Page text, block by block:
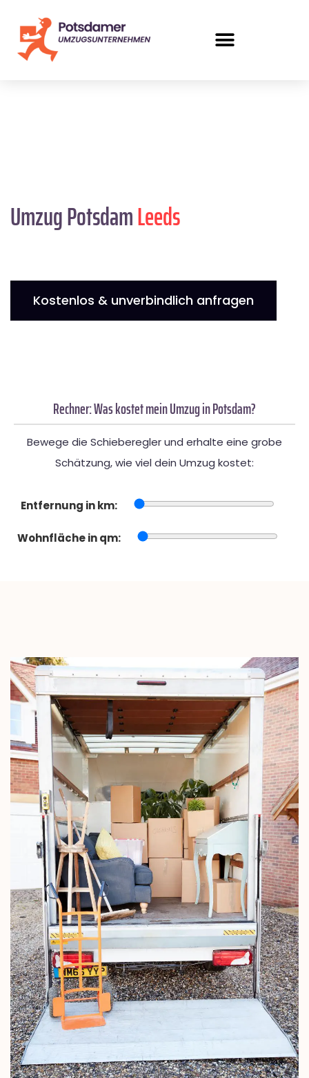
Umzug PotsdamLeeds
Kostenlos & unverbindlich anfragen
Rechner: Was kostet mein Umzug in Potsdam?
Bewege die Schieberegler und erhalte eine grobe
Schätzung, wie viel dein Umzug kostet:
Entfernung in km:
Wohnfläche in qm: